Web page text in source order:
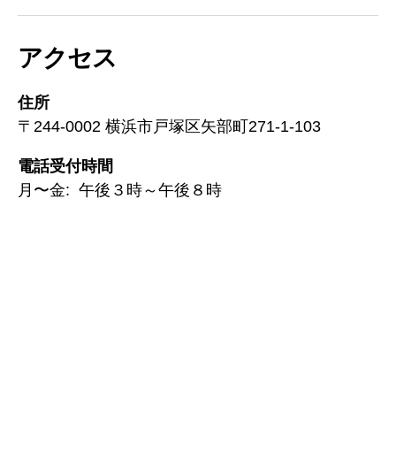
アクセス
住所
〒244-0002 横浜市戸塚区矢部町271-1-103
電話受付時間
月〜金: 午後３時～午後８時